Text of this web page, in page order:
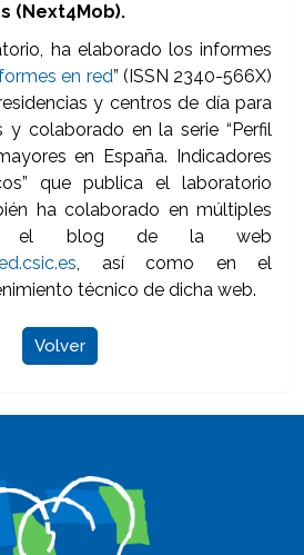
(Next4Mob).
ha elaborado los informes
en red” (ISSN 2340-566X)
y centros de día para
y colaborado en la serie “Perfil
en España. Indicadores
que publica el laboratorio
ha colaborado en múltiples
el blog de la web
, así como en el
técnico de dicha web.
Volver